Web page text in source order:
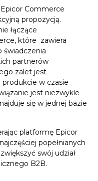
Commerce
propozycją.
łączące
które zawiera
partnerów
zalet jest
w czasie
jest niezwykle
się w jednej bazie
platformę Epicor
popełnianych
swój udział
B2B.